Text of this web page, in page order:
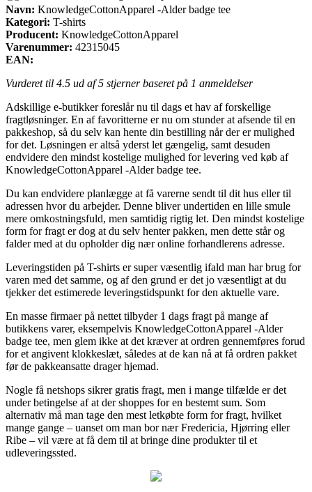
Navn: KnowledgeCottonApparel -Alder badge tee
Kategori: T-shirts
Producent: KnowledgeCottonApparel
Varenummer: 42315045
EAN:
Vurderet til 4.5 ud af 5 stjerner baseret på 1 anmeldelser
Adskillige e-butikker foreslår nu til dags et hav af forskellige
fragtløsninger. En af favoritterne er nu om stunder at afsende til en
pakkeshop, så du selv kan hente din bestilling når der er mulighed
for det. Løsningen er altså yderst let gængelig, samt desuden
endvidere den mindst kostelige mulighed for levering ved køb af
KnowledgeCottonApparel -Alder badge tee.
Du kan endvidere planlægge at få varerne sendt til dit hus eller til
adressen hvor du arbejder. Denne bliver undertiden en lille smule
mere omkostningsfuld, men samtidig rigtig let. Den mindst kostelige
form for fragt er dog at du selv henter pakken, men dette står og
falder med at du opholder dig nær online forhandlerens adresse.
Leveringstiden på T-shirts er super væsentlig ifald man har brug for
varen med det samme, og af den grund er det jo væsentligt at du
tjekker det estimerede leveringstidspunkt for den aktuelle vare.
En masse firmaer på nettet tilbyder 1 dags fragt på mange af
butikkens varer, eksempelvis KnowledgeCottonApparel -Alder
badge tee, men glem ikke at det kræver at ordren gennemføres forud
for et angivent klokkeslæt, således at de kan nå at få ordren pakket
før de pakkeansatte drager hjemad.
Nogle få netshops sikrer gratis fragt, men i mange tilfælde er det
under betingelse af at der shoppes for en bestemt sum. Som
alternativ må man tage den mest letkøbte form for fragt, hvilket
mange gange – uanset om man bor nær Fredericia, Hjørring eller
Ribe – vil være at få dem til at bringe dine produkter til et
udleveringssted.